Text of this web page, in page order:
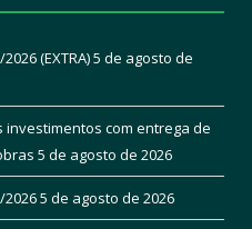
(EXTRA)5 de agosto de
com entrega de
5 de agosto de 2026
20265 de agosto de 2026